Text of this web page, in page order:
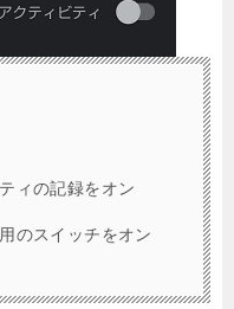
ィの記録をオン
のスイッチをオン